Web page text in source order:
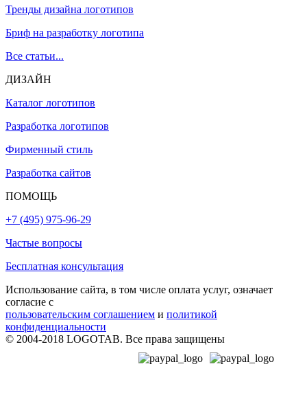
Тренды дизайна логотипов
Бриф на разработку логотипа
Все статьи...
ДИЗАЙН
Каталог логотипов
Разработка логотипов
Фирменный стиль
Разработка сайтов
ПОМОЩЬ
+7 (495) 975-96-29
Частые вопросы
Бесплатная консультация
Использование сайта, в том числе оплата услуг, означает
согласие с
пользовательским соглашением и политикой
конфиденциальности
© 2004-2018 LOGOTAB. Все права защищены